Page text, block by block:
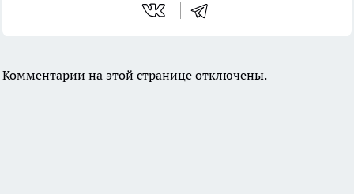
Комментарии на этой странице отключены.